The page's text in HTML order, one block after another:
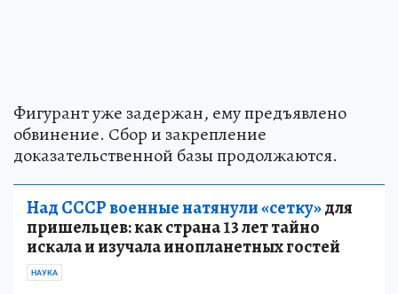
Фигурант уже задержан, ему предъявлено
обвинение. Сбор и закрепление
доказательственной базы продолжаются.
Над СССР военные натянули «сетку»для
пришельцев: как страна 13 лет тайно
искала и изучала инопланетных гостей
НАУКА